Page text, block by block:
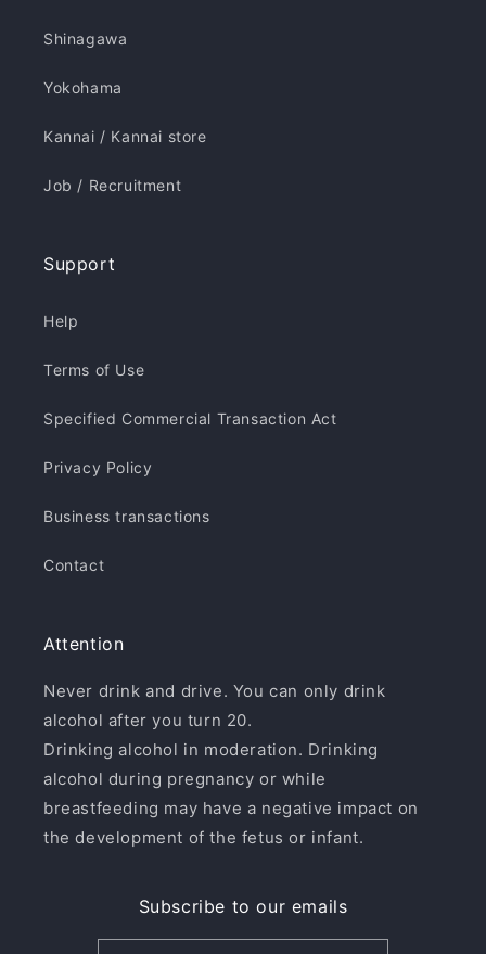
Shinagawa
Yokohama
Kannai / Kannai store
Job / Recruitment
Support
Help
Terms of Use
Specified Commercial Transaction Act
Privacy Policy
Business transactions
Contact
Attention
Never drink and drive. You can only drink
alcohol after you turn 20.
Drinking alcohol in moderation. Drinking
alcohol during pregnancy or while
breastfeeding may have a negative impact on
the development of the fetus or infant.
Subscribe to our emails